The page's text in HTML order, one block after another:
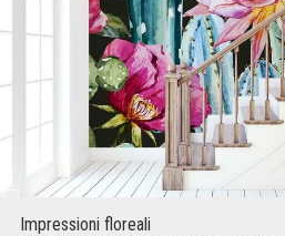
Impressioni floreali